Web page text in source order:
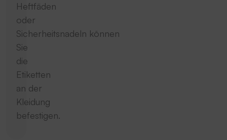
Heftfäden
oder
Sicherheitsnadeln können
Sie
die
Etiketten
an der
Kleidung
befestigen.